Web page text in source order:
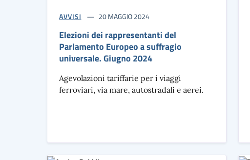
AVVISI 20 MAGGIO 2024
Elezioni dei rappresentanti del
Parlamento Europeo a suffragio
universale. Giugno 2024
Agevolazioni tariffarie per i viaggi
ferroviari, via mare, autostradali e aerei.